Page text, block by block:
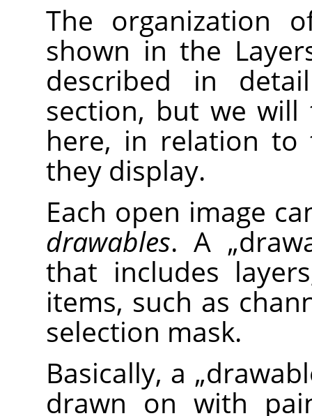
The organization
shown in the
described in
section, but we
here, in relation to
they display.
Each open image
drawables. A „
that includes
items, such as
selection mask.
Basically, a „
drawn on with